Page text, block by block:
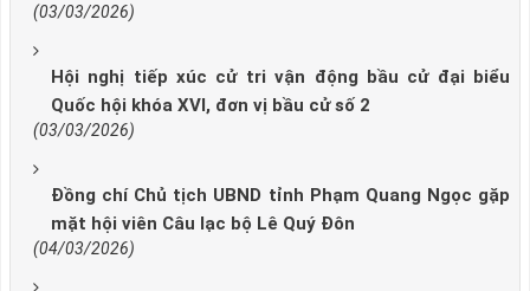
(03/03/2026)
Hội nghị tiếp xúc cử tri vận động bầu cử đại biểu
Quốc hội khóa XVI, đơn vị bầu cử số 2
(03/03/2026)
Đồng chí Chủ tịch UBND tỉnh Phạm Quang Ngọc gặp
mặt hội viên Câu lạc bộ Lê Quý Đôn
(04/03/2026)